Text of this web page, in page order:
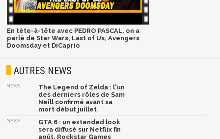
En tête-à-tête avec PEDRO PASCAL, on a
parlé de Star Wars, Last of Us, Avengers
Doomsday et DiCaprio
AUTRES NEWS
NEWS
The Legend of Zelda : l'un
des derniers rôles de Sam
Neill confirmé avant sa
mort début juillet
NEWS
GTA 6 : un extended look
sera diffusé sur Netflix fin
août, Rockstar Games